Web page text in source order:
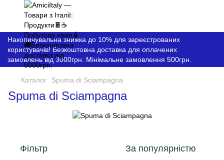
Накопичувальна знижка до 10% для зареєстрованих
користувачів! Безкоштовна доставка для оплачених
замовлень від 3000грн. Мінімальне замовлення 500грн.
Каталог Spuma di Sciampagna
Spuma di Sciampagna
Фільтр За популярністю